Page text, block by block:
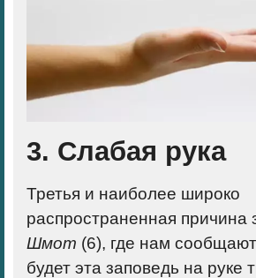
3. Слабая рука
Третья и наиболее широко
распространенная причина
Шмот (6), где нам
будет эта заповедь на руке